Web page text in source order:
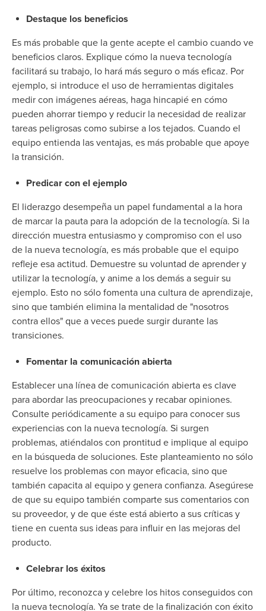
Destaque los beneficios
Es más probable que la gente acepte el cambio cuando ve
beneficios claros. Explique cómo la nueva tecnología
facilitará su trabajo, lo hará más seguro o más eficaz. Por
ejemplo, si introduce el uso de herramientas digitales
medir con imágenes aéreas, haga hincapié en cómo
pueden ahorrar tiempo y reducir la necesidad de realizar
tareas peligrosas como subirse a los tejados. Cuando el
equipo entienda las ventajas, es más probable que apoye
la transición.
Predicar con el ejemplo
El liderazgo desempeña un papel fundamental a la hora
de marcar la pauta para la adopción de la tecnología. Si la
dirección muestra entusiasmo y compromiso con el uso
de la nueva tecnología, es más probable que el equipo
refleje esa actitud. Demuestre su voluntad de aprender y
utilizar la tecnología, y anime a los demás a seguir su
ejemplo. Esto no sólo fomenta una cultura de aprendizaje,
sino que también elimina la mentalidad de "nosotros
contra ellos" que a veces puede surgir durante las
transiciones.
Fomentar la comunicación abierta
Establecer una línea de comunicación abierta es clave
para abordar las preocupaciones y recabar opiniones.
Consulte periódicamente a su equipo para conocer sus
experiencias con la nueva tecnología. Si surgen
problemas, atiéndalos con prontitud e implique al equipo
en la búsqueda de soluciones. Este planteamiento no sólo
resuelve los problemas con mayor eficacia, sino que
también capacita al equipo y genera confianza. Asegúrese
de que su equipo también comparte sus comentarios con
su proveedor, y de que éste está abierto a sus críticas y
tiene en cuenta sus ideas para influir en las mejoras del
producto.
Celebrar los éxitos
Por último, reconozca y celebre los hitos conseguidos con
la nueva tecnología. Ya se trate de la finalización con éxito